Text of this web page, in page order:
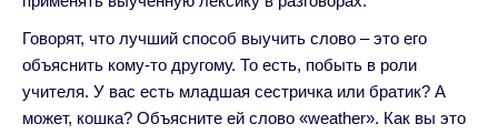
Говорят, что лучший способ выучить слово – это его
объяснить кому-то другому. То есть, побыть в роли
учителя. У вас есть младшая сестричка или братик? А
может, кошка? Объясните ей слово «weather». Как вы это